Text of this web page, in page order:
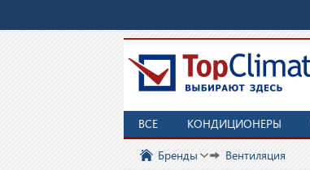
ВСЕ КОНДИЦИОНЕРЫ
Бренды Вентиляция